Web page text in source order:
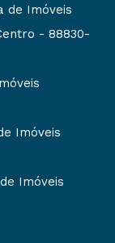
- 88830-